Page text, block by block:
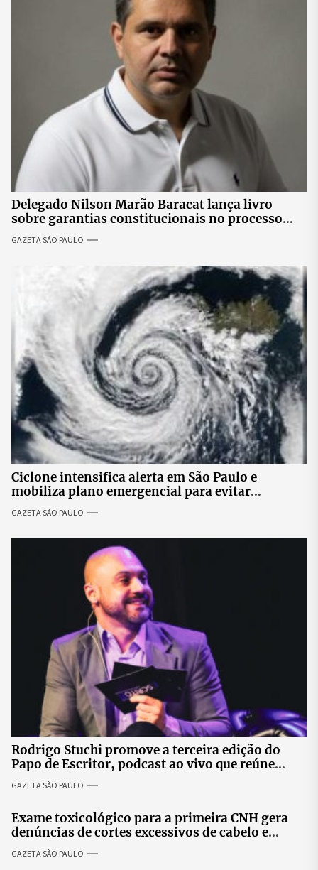
Delegado Nilson Marão Baracat lança livro
sobre garantias constitucionais no processo
penal brasileiro
GAZETA SÃO PAULO
Ciclone intensifica alerta em São Paulo e
mobiliza plano emergencial para evitar
impactos no fornecimento de energia
GAZETA SÃO PAULO
Rodrigo Stuchi promove a terceira edição do
Papo de Escritor, podcast ao vivo que reúne
especialistas para discutir saúde mental e
prosperidade.
GAZETA SÃO PAULO
Exame toxicológico para a primeira CNH gera
denúncias de cortes excessivos de cabelo e
revolta entre candidatas
GAZETA SÃO PAULO